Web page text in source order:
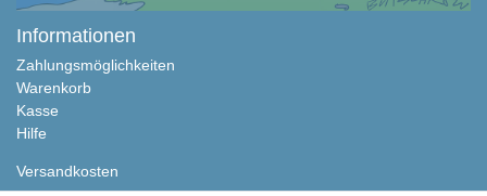
Informationen
Zahlungsmöglichkeiten
Warenkorb
Kasse
Hilfe
Versandkosten